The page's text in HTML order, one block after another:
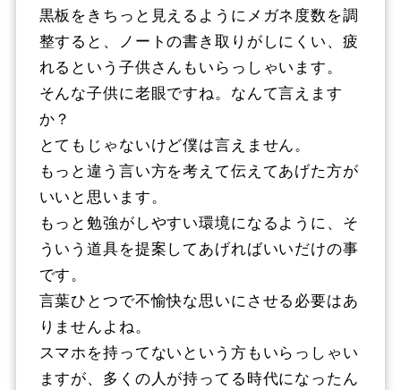
黒板をきちっと見えるようにメガネ度数を調
整すると、ノートの書き取りがしにくい、疲
れるという子供さんもいらっしゃいます。
そんな子供に老眼ですね。なんて言えます
か？
とてもじゃないけど僕は言えません。
もっと違う言い方を考えて伝えてあげた方が
いいと思います。
もっと勉強がしやすい環境になるように、そ
ういう道具を提案してあげればいいだけの事
です。
言葉ひとつで不愉快な思いにさせる必要はあ
りませんよね。
スマホを持ってないという方もいらっしゃい
ますが、多くの人が持ってる時代になったん